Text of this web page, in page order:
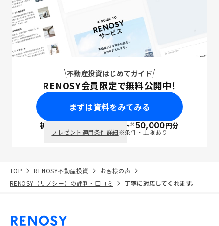
不動産投資はじめてガイド
RENOSY会員限定で無料公開中！
まずは資料をみてみる
初回面談で ポイント※50,000円分
プレゼント適用条件詳細※条件・上限あり
TOP RENOSY不動産投資
お客様の声
RENOSY（リノシー）の評判・口コミ
丁寧に対応してくれます。